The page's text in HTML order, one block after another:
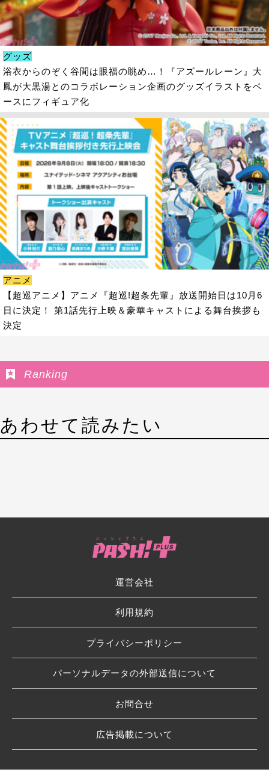
グッズ
浴衣からのぞく谷間は眼福の眺め…！『アズールレーン』大
鳳が大黒湯とのコラボレーション企画のグッズイラストをベ
ースにフィギュア化
アニメ
【超巡アニメ】アニメ『超巡!超条先輩』放送開始日は10月6
日に決定！ 第1話先行上映＆豪華キャストによる舞台挨拶も
決定
Ranking
あわせて読みたい
運営会社
利用規約
プライバシーポリシー
パーソナルデータの外部送信について
お問合せ
広告掲載について